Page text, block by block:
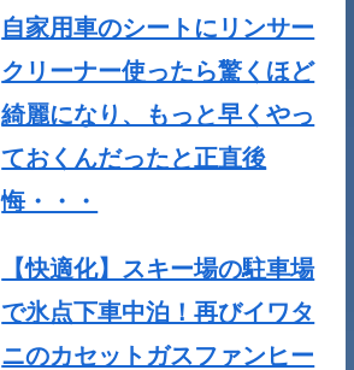
自家用車のシートにリンサー
クリーナー使ったら驚くほど
綺麗になり、もっと早くやっ
ておくんだったと正直後
悔・・・
【快適化】スキー場の駐車場
で氷点下車中泊！再びイワタ
ニのカセットガスファンヒー